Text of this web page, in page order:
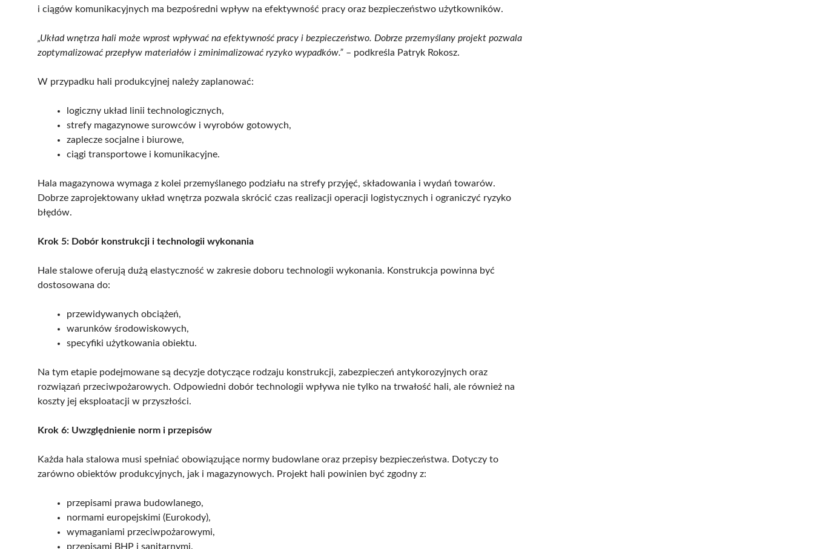
i ciągów komunikacyjnych ma bezpośredni wpływ na efektywność pracy oraz bezpieczeństwo użytkowników.
„Układ wnętrza hali może wprost wpływać na efektywność pracy i bezpieczeństwo. Dobrze przemyślany projekt pozwala
zoptymalizować przepływ materiałów i zminimalizować ryzyko wypadków.” – podkreśla Patryk Rokosz.
W przypadku hali produkcyjnej należy zaplanować:
logiczny układ linii technologicznych,
strefy magazynowe surowców i wyrobów gotowych,
zaplecze socjalne i biurowe,
ciągi transportowe i komunikacyjne.
Hala magazynowa wymaga z kolei przemyślanego podziału na strefy przyjęć, składowania i wydań towarów.
Dobrze zaprojektowany układ wnętrza pozwala skrócić czas realizacji operacji logistycznych i ograniczyć ryzyko
błędów.
Krok 5: Dobór konstrukcji i technologii wykonania
Hale stalowe oferują dużą elastyczność w zakresie doboru technologii wykonania. Konstrukcja powinna być
dostosowana do:
przewidywanych obciążeń,
warunków środowiskowych,
specyfiki użytkowania obiektu.
Na tym etapie podejmowane są decyzje dotyczące rodzaju konstrukcji, zabezpieczeń antykorozyjnych oraz
rozwiązań przeciwpożarowych. Odpowiedni dobór technologii wpływa nie tylko na trwałość hali, ale również na
koszty jej eksploatacji w przyszłości.
Krok 6: Uwzględnienie norm i przepisów
Każda hala stalowa musi spełniać obowiązujące normy budowlane oraz przepisy bezpieczeństwa. Dotyczy to
zarówno obiektów produkcyjnych, jak i magazynowych. Projekt hali powinien być zgodny z:
przepisami prawa budowlanego,
normami europejskimi (Eurokody),
wymaganiami przeciwpożarowymi,
przepisami BHP i sanitarnymi.